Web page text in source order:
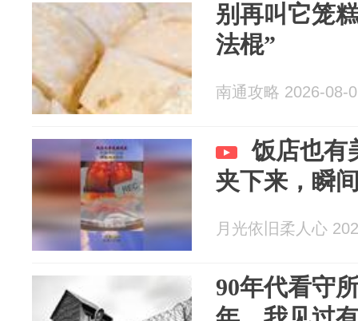
别再叫它笼
法棍”
南通攻略 2026-08-
饭店也有
夹下来，瞬
月光依旧柔人心
90年代看守